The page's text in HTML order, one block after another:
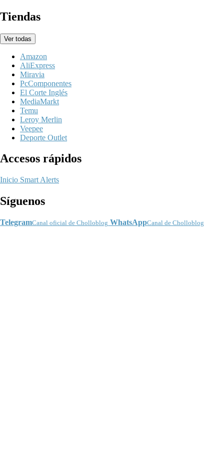
Tiendas
Ver todas
Amazon
AliExpress
Miravia
PcComponentes
El Corte Inglés
MediaMarkt
Temu
Leroy Merlin
Veepee
Deporte Outlet
Accesos rápidos
Inicio Smart Alerts
Síguenos
TelegramCanal oficial de Cholloblog WhatsAppCanal de Cholloblog